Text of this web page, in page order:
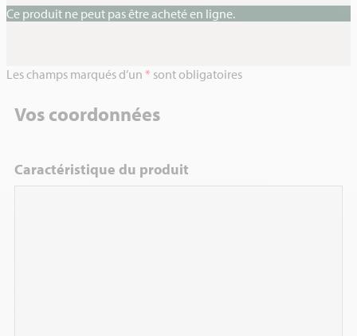
Ce produit ne peut pas être acheté en ligne.
Les champs marqués d’un * sont obligatoires
Vos coordonnées
Caractéristique du produit